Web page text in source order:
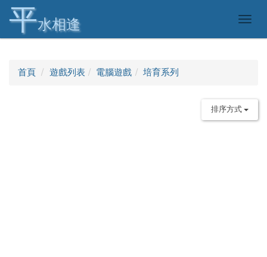
平水相逢
首頁 遊戲列表 電腦遊戲 培育系列
排序方式